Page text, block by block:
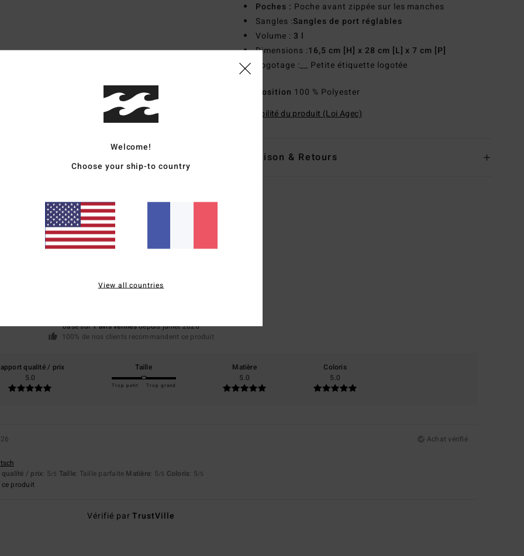
Poches : Poche avant zippée sur les manches
Sangles :Sangles de port réglables
Volume : 3 l
Dimensions :16,5 cm [H] x 28 cm [L] x 7 cm [P]
Logotage :__ Petite étiquette logotée
Composition 100 % Polyester
Traçabilité du produit (Loi Agec)
Livraison & Retours
5.0/5
basé sur1 avis vérifiésdepuis juillet 2026
100% de nos clients recommandent ce produit
qualité / prix
5.0
Taille
Trop petit Trop grand
Matière
5.0
Coloris
5.0
Achat vérifié
qualité / prix: 5/5 Taille: Taille parfaite Matière: 5/5 Coloris: 5/5
produit
Vérifié parTrustVille
Welcome!
Choose your ship-to country
View all countries